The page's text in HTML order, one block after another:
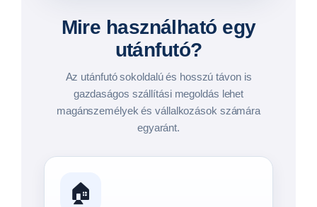
Mire használható egy
utánfutó?
Az utánfutó sokoldalú és hosszú távon is
gazdaságos szállítási megoldás lehet
magánszemélyek és vállalkozások számára
egyaránt.
🏠